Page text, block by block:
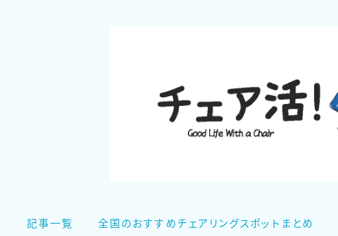
記事一覧 全国のおすすめチェアリングスポットまとめ
チェア活！について
め